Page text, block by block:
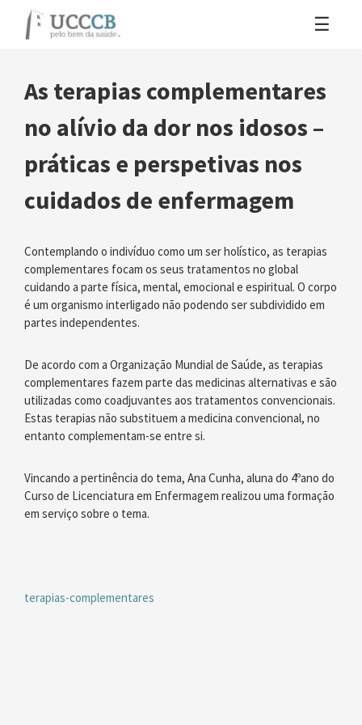
As terapias complementares
no alívio da dor nos idosos –
práticas e perspetivas nos
cuidados de enfermagem
Contemplando o indivíduo como um ser holístico, as terapias
complementares focam os seus tratamentos no global
cuidando a parte física, mental, emocional e espiritual. O corpo
é um organismo interligado não podendo ser subdividido em
partes independentes.
De acordo com a Organização Mundial de Saúde, as terapias
complementares fazem parte das medicinas alternativas e são
utilizadas como coadjuvantes aos tratamentos convencionais.
Estas terapias não substituem a medicina convencional, no
entanto complementam-se entre si.
Vincando a pertinência do tema, Ana Cunha, aluna do 4ºano do
Curso de Licenciatura em Enfermagem realizou uma formação
em serviço sobre o tema.
terapias-complementares